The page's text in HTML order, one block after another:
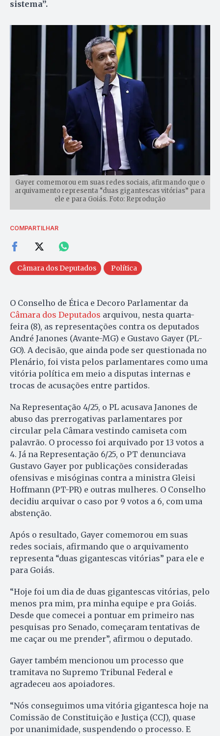
sistema”.
Gayer comemorou em suas redes sociais, afirmando que o
arquivamento representa “duas gigantescas vitórias” para
ele e para Goiás. Foto: Reprodução
COMPARTILHAR
Câmara dos Deputados Política
O Conselho de Ética e Decoro Parlamentar da
Câmara dos Deputados arquivou, nesta quarta-
feira (8), as representações contra os deputados
André Janones (Avante-MG) e Gustavo Gayer (PL-
GO). A decisão, que ainda pode ser questionada no
Plenário, foi vista pelos parlamentares como uma
vitória política em meio a disputas internas e
trocas de acusações entre partidos.
Na Representação 4/25, o PL acusava Janones de
abuso das prerrogativas parlamentares por
circular pela Câmara vestindo camiseta com
palavrão. O processo foi arquivado por 13 votos a
4. Já na Representação 6/25, o PT denunciava
Gustavo Gayer por publicações consideradas
ofensivas e misóginas contra a ministra Gleisi
Hoffmann (PT-PR) e outras mulheres. O Conselho
decidiu arquivar o caso por 9 votos a 6, com uma
abstenção.
Após o resultado, Gayer comemorou em suas
redes sociais, afirmando que o arquivamento
representa “duas gigantescas vitórias” para ele e
para Goiás.
“Hoje foi um dia de duas gigantescas vitórias, pelo
menos pra mim, pra minha equipe e pra Goiás.
Desde que comecei a pontuar em primeiro nas
pesquisas pro Senado, começaram tentativas de
me caçar ou me prender”, afirmou o deputado.
Gayer também mencionou um processo que
tramitava no Supremo Tribunal Federal e
agradeceu aos apoiadores.
“Nós conseguimos uma vitória gigantesca hoje na
Comissão de Constituição e Justiça (CCJ), quase
por unanimidade, suspendendo o processo. E